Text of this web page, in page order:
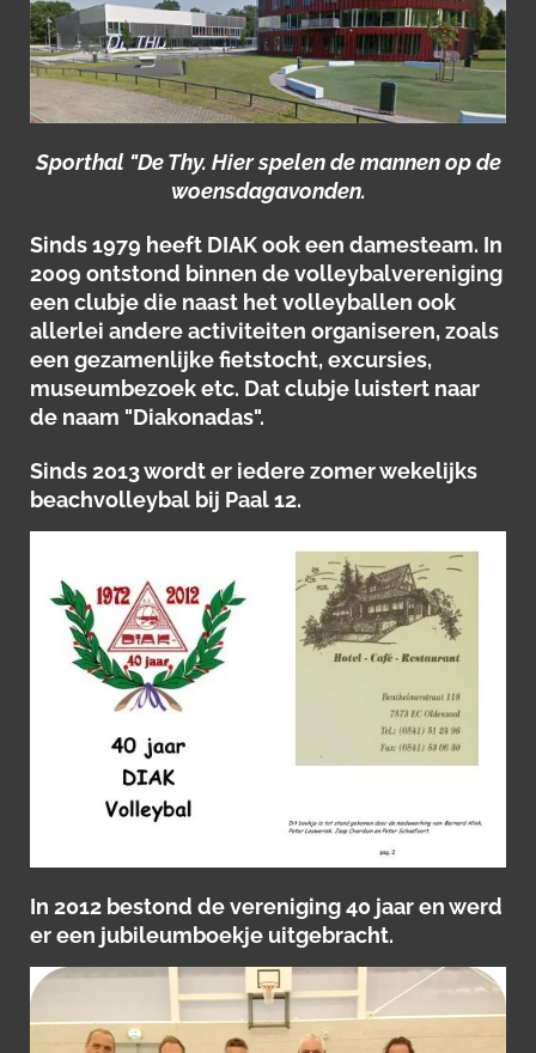
Sporthal "De Thy. Hier spelen de mannen op de
woensdagavonden.
Sinds 1979 heeft DIAK ook een damesteam. In
2009 ontstond binnen de volleybalvereniging
een clubje die naast het volleyballen ook
allerlei andere activiteiten organiseren, zoals
een gezamenlijke fietstocht, excursies,
museumbezoek etc. Dat clubje luistert naar
de naam "Diakonadas".
Sinds 2013 wordt er iedere zomer wekelijks
beachvolleybal bij Paal 12.
In 2012 bestond de vereniging 40 jaar en werd
er een jubileumboekje uitgebracht.